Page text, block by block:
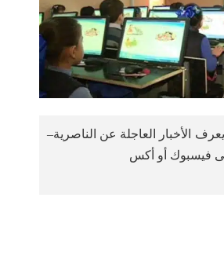
الأخبار العاجلة عن الناصرية–
فيسبوك أو أكس